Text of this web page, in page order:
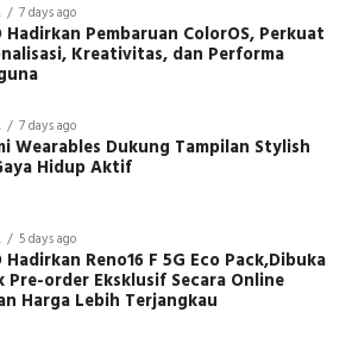
7 days ago
Hadirkan Pembaruan ColorOS, Perkuat
Kreativitas, dan Performa
7 days ago
Wearables Dukung Tampilan Stylish
Hidup Aktif
5 days ago
Hadirkan Reno16 F 5G Eco Pack,Dibuka
Pre-order Eksklusif Secara Online
Harga Lebih Terjangkau